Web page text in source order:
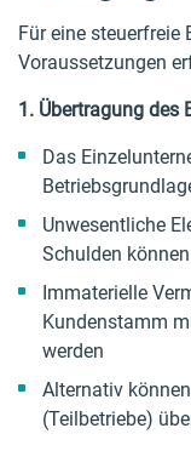
Für eine
Voraussetzungen
1. Übertragung des
Das
Unwesentliche
Schulden
Immaterielle
Kundenstamm
werden
Alternativ
(Teilbetriebe)